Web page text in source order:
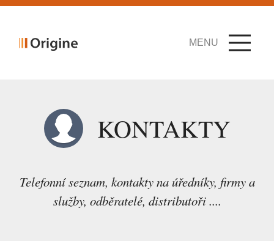
MENU
KONTAKTY
Telefonní seznam, kontakty na úředníky, firmy a
služby, odběratelé, distributoři ....